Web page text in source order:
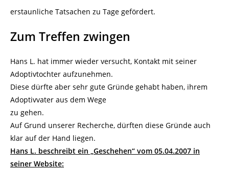
erstaunliche Tatsachen zu Tage gefördert.
Zum Treffen zwingen
Hans L. hat immer wieder versucht, Kontakt mit seiner
Adoptivtochter aufzunehmen.
Diese dürfte aber sehr gute Gründe gehabt haben, ihrem
Adoptivvater aus dem Wege
zu gehen.
Auf Grund unserer Recherche, dürften diese Gründe auch
klar auf der Hand liegen.
Hans L. beschreibt ein „Geschehen“ vom 05.04.2007 in
seiner Website: